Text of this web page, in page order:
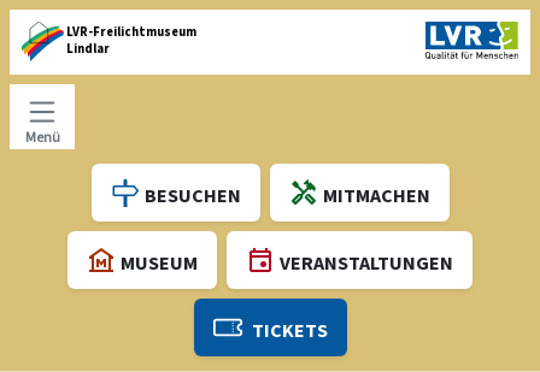
LVR-Freilichtmuseum
Lindlar
Menü
BESUCHEN MITMACHEN
MUSEUM VERANSTALTUNGEN
TICKETS